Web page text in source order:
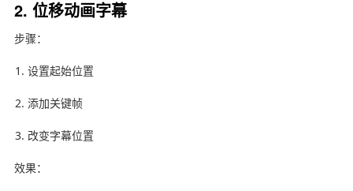
2. 位移动画字幕
步骤：
设置起始位置
添加关键帧
改变字幕位置
效果：